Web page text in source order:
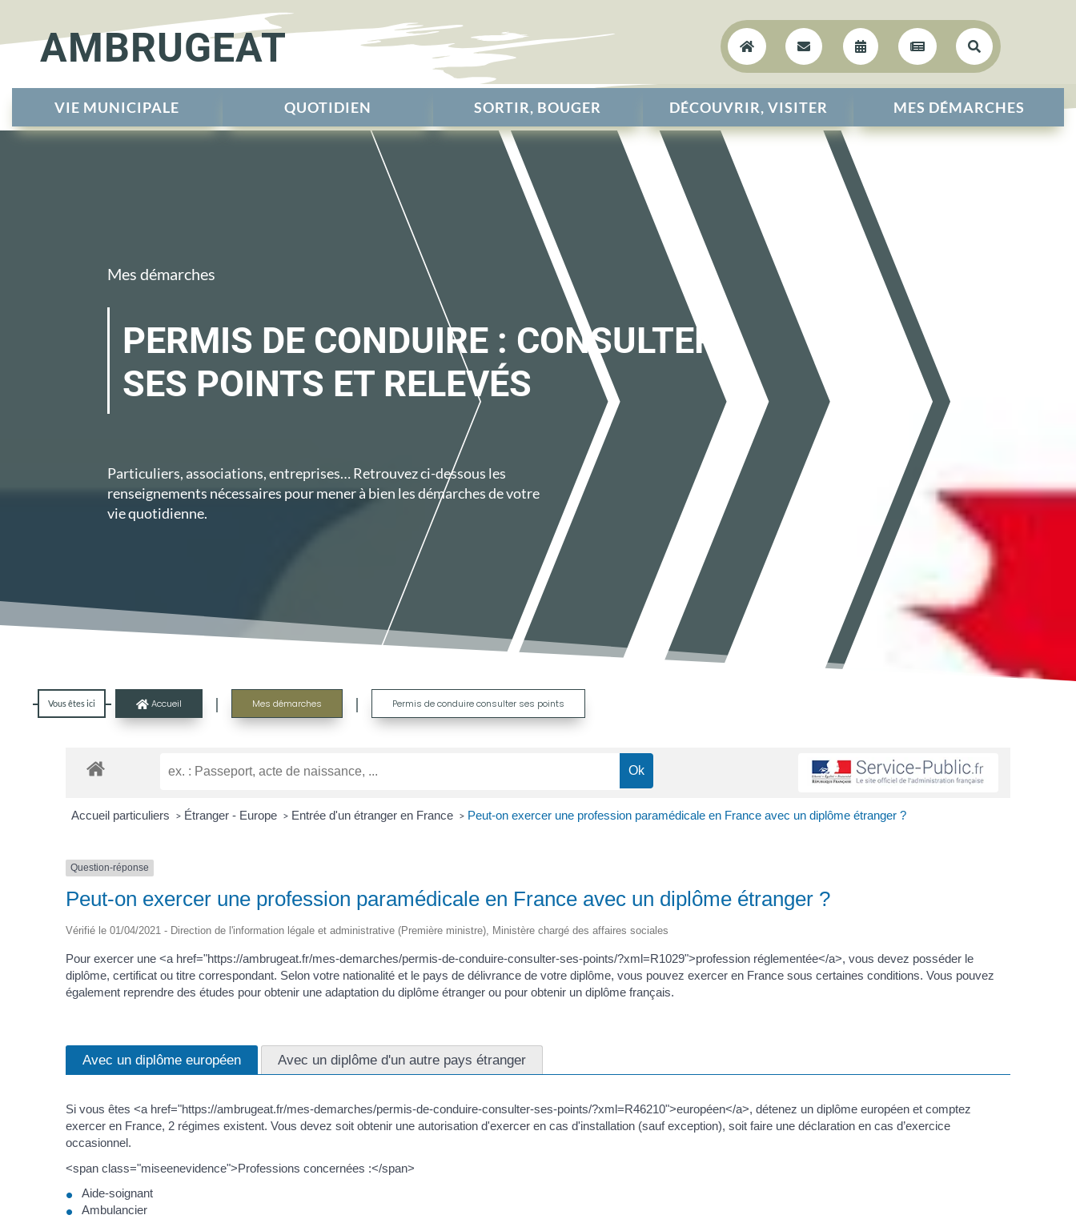
AMBRUGEAT     
VIE MUNICIPALE QUOTIDIEN SORTIR, BOUGER DÉCOUVRIR, VISITER MES DÉMARCHES
Mes démarches
PERMIS DE CONDUIRE : CONSULTER
SES POINTS ET RELEVÉS
Particuliers, associations, entreprises… Retrouvez ci-dessous les
renseignements nécessaires pour mener à bien les démarches de votre
vie quotidienne.
Vous êtes ici  Accueil | Mes démarches | Permis de conduire consulter ses points
Accueil particuliers > Étranger - Europe > Entrée d'un étranger en France > Peut-on exercer une profession paramédicale en France avec un diplôme étranger ?
Question-réponse
Peut-on exercer une profession paramédicale en France avec un diplôme étranger ?
Vérifié le 01/04/2021 - Direction de l'information légale et administrative (Première ministre), Ministère chargé des affaires sociales
Pour exercer une <a href="https://ambrugeat.fr/mes-demarches/permis-de-conduire-consulter-ses-points/?xml=R1029">profession réglementée</a>, vous devez posséder le
diplôme, certificat ou titre correspondant. Selon votre nationalité et le pays de délivrance de votre diplôme, vous pouvez exercer en France sous certaines conditions. Vous pouvez
également reprendre des études pour obtenir une adaptation du diplôme étranger ou pour obtenir un diplôme français.
Avec un diplôme européen Avec un diplôme d'un autre pays étranger
Si vous êtes <a href="https://ambrugeat.fr/mes-demarches/permis-de-conduire-consulter-ses-points/?xml=R46210">européen</a>, détenez un diplôme européen et comptez
exercer en France, 2 régimes existent. Vous devez soit obtenir une autorisation d'exercer en cas d'installation (sauf exception), soit faire une déclaration en cas d’exercice
occasionnel.
<span class="miseenevidence">Professions concernées :</span>
Aide-soignant
Ambulancier